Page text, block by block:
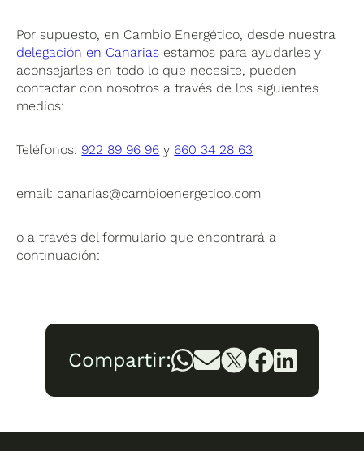
Por supuesto, en Cambio Energético, desde nuestra
delegación en Canarias estamos para ayudarles y
aconsejarles en todo lo que necesite, pueden
contactar con nosotros a través de los siguientes
medios:
Teléfonos: 922 89 96 96 y 660 34 28 63
email: canarias@cambioenergetico.com
o a través del formulario que encontrará a
continuación:
Compartir: